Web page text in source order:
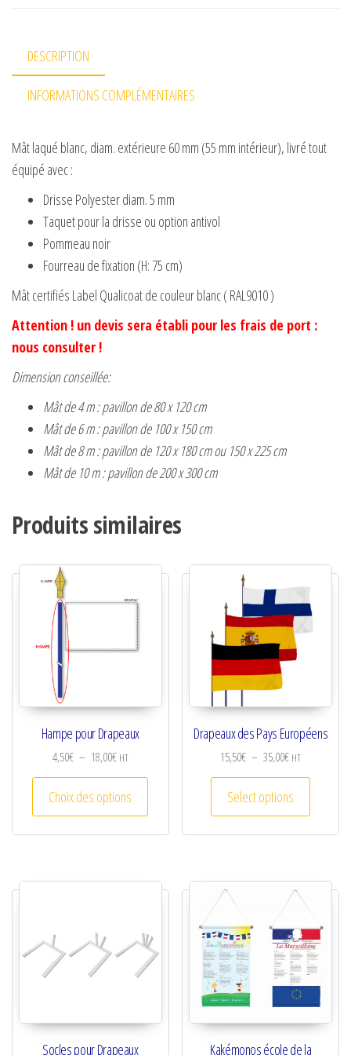
DESCRIPTION
INFORMATIONS COMPLÉMENTAIRES
Mât laqué blanc, diam. extérieure 60 mm (55 mm intérieur), livré tout
équipé avec :
Drisse Polyester diam. 5 mm
Taquet pour la drisse ou option antivol
Pommeau noir
Fourreau de fixation (H: 75 cm)
Mât certifiés Label Qualicoat de couleur blanc ( RAL9010 )
Attention ! un devis sera établi pour les frais de port :
nous consulter !
Dimension conseillée:
Mât de 4 m : pavillon de 80 x 120 cm
Mât de 6 m : pavillon de 100 x 150 cm
Mât de 8 m : pavillon de 120 x 180 cm ou 150 x 225 cm
Mât de 10 m : pavillon de 200 x 300 cm
Produits similaires
Hampe pour Drapeaux
4,50€ – 18,00€Plage de prix : 4,50€ à 18,00€
HT
Choix des options
Ce produit a plusieurs variations. Les
Drapeaux des Pays Européens
15,50€ – 35,00€Plage de prix :
HT
Select options
Ce
Socles pour Drapeaux Kakémonos école de la